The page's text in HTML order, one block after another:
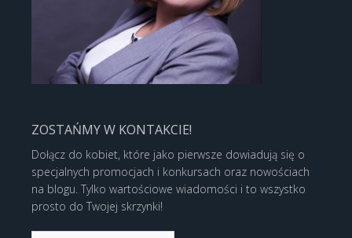
ZOSTAŃMY W KONTAKCIE!
Dołącz do kobiet, które jako pierwsze dowiadują się o
specjalnych promocjach i konkursach oraz nowościach
na blogu. Tylko wartościowe wiadomości i to wszystko
prosto do Twojej skrzynki!